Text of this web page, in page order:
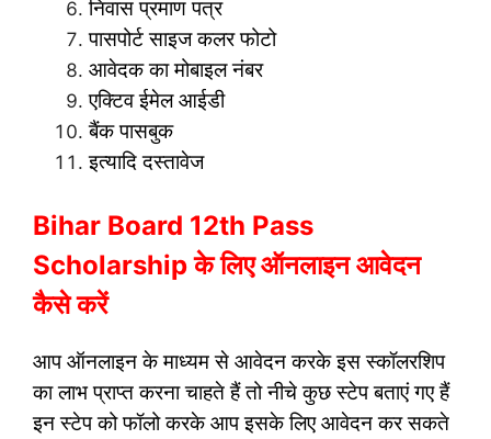
निवास प्रमाण पत्र
पासपोर्ट साइज कलर फोटो
आवेदक का मोबाइल नंबर
एक्टिव ईमेल आईडी
बैंक पासबुक
इत्यादि दस्तावेज
Bihar Board 12th Pass
Scholarship के लिए ऑनलाइन आवेदन
कैसे करें
आप ऑनलाइन के माध्यम से आवेदन करके इस स्कॉलरशिप
का लाभ प्राप्त करना चाहते हैं तो नीचे कुछ स्टेप बताएं गए हैं
इन स्टेप को फॉलो करके आप इसके लिए आवेदन कर सकते